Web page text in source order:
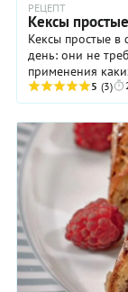
РЕЦЕПТ
Кексы
Кексы простые
день: они не
применения
знаний и умений.
5 (3)